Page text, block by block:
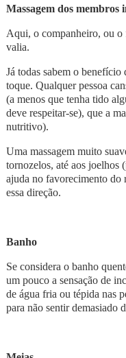
Massagem dos membros
Aqui, o companheiro, ou o
valia.
Já todas sabem o benefício
toque. Qualquer pessoa
(a menos que tenha tido
deve respeitar-se), que a
nutritivo).
Uma massagem muito
tornozelos, até aos joelhos
ajuda no favorecimento do
essa direção.
Banho
Se considera o banho
um pouco a sensação de
de água fria ou tépida nas
para não sentir demasiado